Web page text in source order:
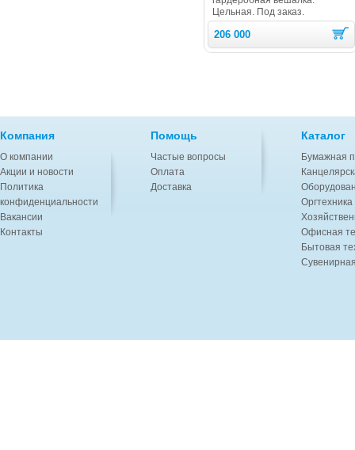
Цельная. Под заказ.
206 000
Компания
О компании
Акции и новости
Политика
конфиденциальности
Вакансии
Контакты
Помощь
Частые вопросы
Оплата
Доставка
Каталог
Бумажная
Офисная
Бытовая